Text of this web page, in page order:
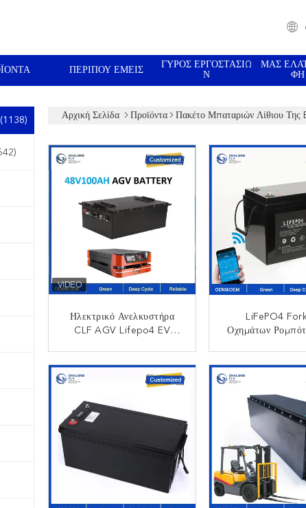
ΠΕΡΊΠΟΥ ΕΜΕΊΣ
ΓΎΡΟΣ ΕΡΓΟΣΤΑΣΊΩ
Ν
ΜΑΣ
ΦΉ
(1138) Αρχική Σελίδα Προϊόντα Πακέτο Μπαταριών Λίθιου Της
Ηλεκτρικό Ανελκυστήρα
CLF AGV Lifepo4 EV
300Ah 50Ah
ΕΠΙΚΟΙΝΩΝΉΣΤΕ
LiFePO4
Οχημάτων Ρομπότ
AGV ODM 24V
96V 80AH
Πακέτων